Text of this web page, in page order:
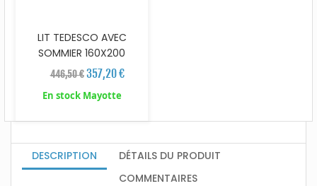
LIT TEDESCO AVEC
SOMMIER 160X200
446,50 € 357,20 €
En stock Mayotte
DESCRIPTION
DÉTAILS DU PRODUIT
COMMENTAIRES